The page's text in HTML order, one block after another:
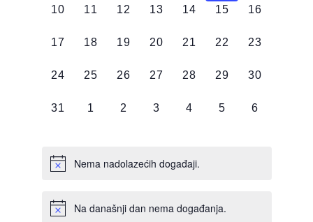
0
10
0
11
0
12
0
13
0
14
0
15
0
16
0
17
0
18
0
19
0
20
0
21
0
22
0
23
0
24
0
25
0
26
0
27
0
28
0
29
0
30
0
31
0
1
0
2
0
3
0
4
0
5
0
6
Nema nadolazećih događaji.
Na današnji dan nema događanja.